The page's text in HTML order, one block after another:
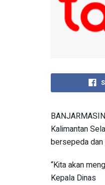
Kalimantan
bersepeda dan
“Kita akan
Kepala Dinas